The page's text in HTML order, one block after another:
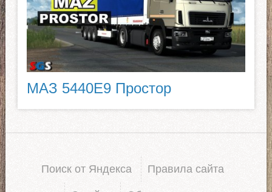
МАЗ 5440E9 Простор
Поиск от Яндекса Правила сайта